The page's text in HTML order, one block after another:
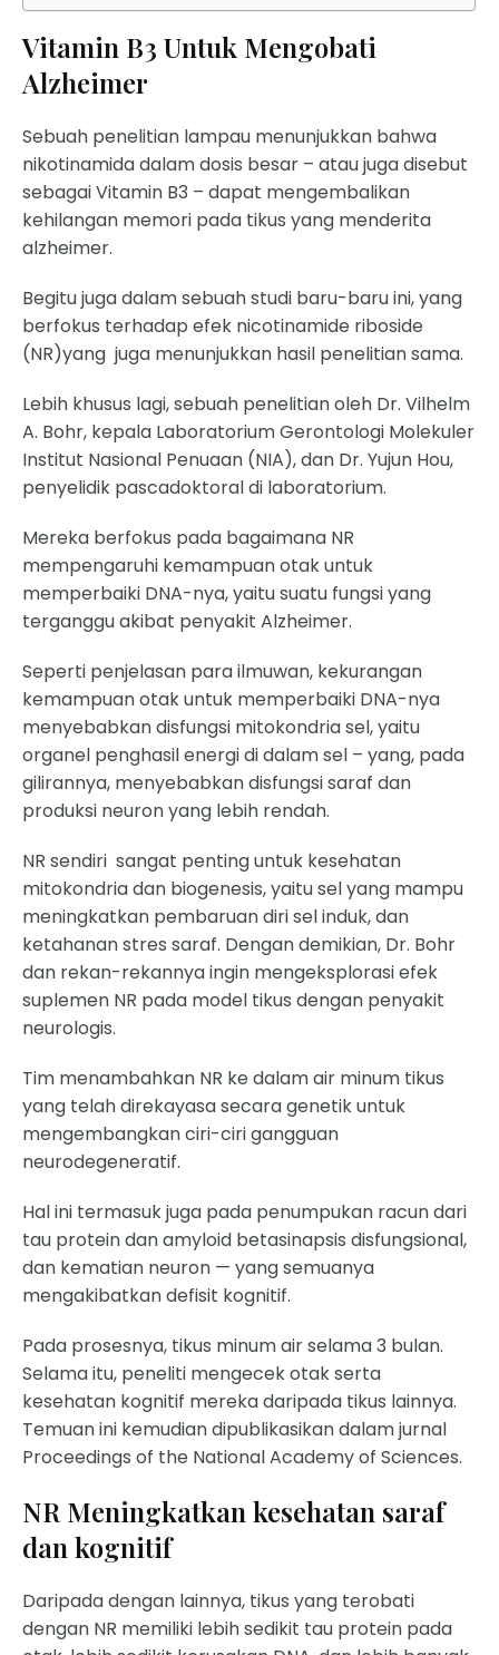
Vitamin B3 Untuk Mengobati
Alzheimer
Sebuah penelitian lampau menunjukkan bahwa
nikotinamida dalam dosis besar – atau juga disebut
sebagai Vitamin B3 – dapat mengembalikan
kehilangan memori pada tikus yang menderita
alzheimer.
Begitu juga dalam sebuah studi baru-baru ini, yang
berfokus terhadap efek nicotinamide riboside
(NR)yang juga menunjukkan hasil penelitian sama.
Lebih khusus lagi, sebuah penelitian oleh Dr. Vilhelm
A. Bohr, kepala Laboratorium Gerontologi Molekuler
Institut Nasional Penuaan (NIA), dan Dr. Yujun Hou,
penyelidik pascadoktoral di laboratorium.
Mereka berfokus pada bagaimana NR
mempengaruhi kemampuan otak untuk
memperbaiki DNA-nya, yaitu suatu fungsi yang
terganggu akibat penyakit Alzheimer.
Seperti penjelasan para ilmuwan, kekurangan
kemampuan otak untuk memperbaiki DNA-nya
menyebabkan disfungsi mitokondria sel, yaitu
organel penghasil energi di dalam sel – yang, pada
gilirannya, menyebabkan disfungsi saraf dan
produksi neuron yang lebih rendah.
NR sendiri sangat penting untuk kesehatan
mitokondria dan biogenesis, yaitu sel yang mampu
meningkatkan pembaruan diri sel induk, dan
ketahanan stres saraf. Dengan demikian, Dr. Bohr
dan rekan-rekannya ingin mengeksplorasi efek
suplemen NR pada model tikus dengan penyakit
neurologis.
Tim menambahkan NR ke dalam air minum tikus
yang telah direkayasa secara genetik untuk
mengembangkan ciri-ciri gangguan
neurodegeneratif.
Hal ini termasuk juga pada penumpukan racun dari
tau protein dan amyloid betasinapsis disfungsional,
dan kematian neuron — yang semuanya
mengakibatkan defisit kognitif.
Pada prosesnya, tikus minum air selama 3 bulan.
Selama itu, peneliti mengecek otak serta
kesehatan kognitif mereka daripada tikus lainnya.
Temuan ini kemudian dipublikasikandalam jurnal
Proceedings of the National Academy of Sciences.
NR Meningkatkan kesehatan saraf
dan kognitif
Daripada dengan lainnya, tikus yang terobati
dengan NR memiliki lebih sedikit tau protein pada